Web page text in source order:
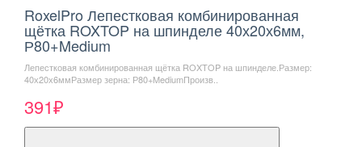
RoxelPro Лепестковая комбинированная
щётка ROXTOP на шпинделе 40х20х6мм,
Р80+Medium
Лепестковая комбинированная щётка ROXTOP на шпинделе.Размер:
40х20х6ммРазмер зерна: Р80+MediumПроизв..
391₽